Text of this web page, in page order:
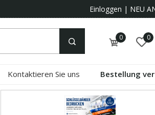
Einloggen | NEU
0 0
Kontaktieren Sie uns Bestellung